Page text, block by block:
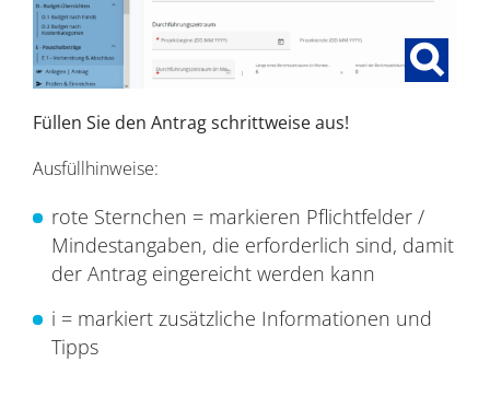
Füllen Sie den Antrag schrittweise aus!
Ausfüllhinweise:
rote Sternchen = markieren Pflichtfelder /
Mindestangaben, die erforderlich sind, damit
der Antrag eingereicht werden kann
i = markiert zusätzliche Informationen und
Tipps